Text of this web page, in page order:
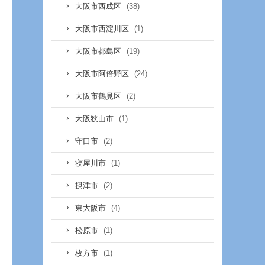
大阪市西成区 (38)
大阪市西淀川区 (1)
大阪市都島区 (19)
大阪市阿倍野区 (24)
大阪市鶴見区 (2)
大阪狭山市 (1)
守口市 (2)
寝屋川市 (1)
摂津市 (2)
東大阪市 (4)
松原市 (1)
枚方市 (1)